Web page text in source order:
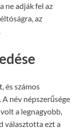
ne adják fel az
az
és számos
név népszerűsége
a legnagyobb,
választotta ezt a